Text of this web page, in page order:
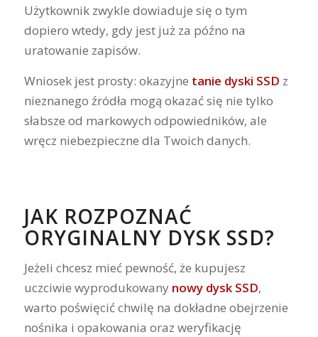
Użytkownik zwykle dowiaduje się o tym
dopiero wtedy, gdy jest już za późno na
uratowanie zapisów.
Wniosek jest prosty: okazyjne tanie dyski SSD z
nieznanego źródła mogą okazać się nie tylko
słabsze od markowych odpowiedników, ale
wręcz niebezpieczne dla Twoich danych.
JAK ROZPOZNAĆ
ORYGINALNY DYSK SSD?
Jeżeli chcesz mieć pewność, że kupujesz
uczciwie wyprodukowany nowy dysk SSD,
warto poświęcić chwilę na dokładne obejrzenie
nośnika i opakowania oraz weryfikację